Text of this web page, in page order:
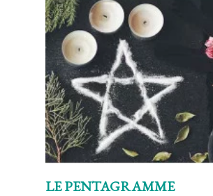
LE PENTAGRAMME